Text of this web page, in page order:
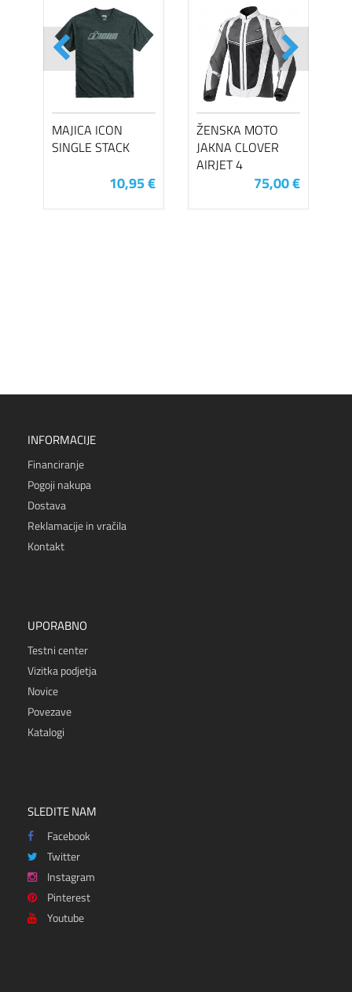
MAJICA ICON
SINGLE STACK
10,95 €
ŽENSKA MOTO
JAKNA CLOVER
AIRJET 4
75,00 €
INFORMACIJE
Financiranje
Pogoji nakupa
Dostava
Reklamacije in vračila
Kontakt
UPORABNO
Testni center
Vizitka podjetja
Novice
Povezave
Katalogi
SLEDITE NAM
Facebook
Twitter
Instagram
Pinterest
Youtube